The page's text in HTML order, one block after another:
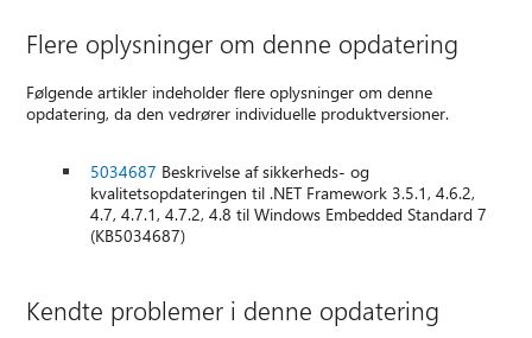
Flere oplysninger om denne opdatering
Følgende artikler indeholder flere oplysninger om denne
opdatering, da den vedrører individuelle produktversioner.
5034687 Beskrivelse af sikkerheds- og
kvalitetsopdateringen til .NET Framework 3.5.1, 4.6.2,
4.7, 4.7.1, 4.7.2, 4.8 til Windows Embedded Standard 7
(KB5034687)
Kendte problemer i denne opdatering